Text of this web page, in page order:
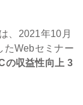
、2021年10月
たWebセミナー
の収益性向上 3